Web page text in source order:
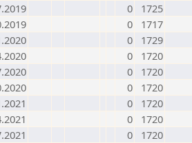
0
1725
0
1717
0
1729
0
1720
0
1720
0
1720
0
1720
0
1720
0
1720